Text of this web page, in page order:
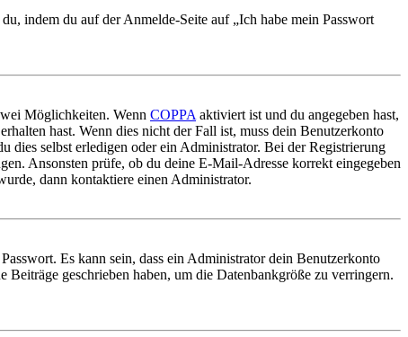
indem du auf der Anmelde-Seite auf „Ich habe mein Passwort
Möglichkeiten. Wenn COPPA aktiviert ist und du angegeben hast,
hast. Wenn dies nicht der Fall ist, muss dein Benutzerkonto
dies selbst erledigen oder ein Administrator. Bei der Registrierung
Ansonsten prüfe, ob du deine E-Mail-Adresse korrekt eingegeben
dann kontaktiere einen Administrator.
Es kann sein, dass ein Administrator dein Benutzerkonto
geschrieben haben, um die Datenbankgröße zu verringern.